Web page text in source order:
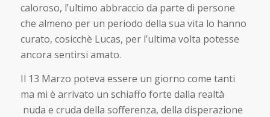
caloroso, l’ultimo abbraccio da parte di persone
che almeno per un periodo della sua vita lo hanno
curato, cosicchè Lucas, per l’ultima volta potesse
ancora sentirsi amato.
Il 13 Marzo poteva essere un giorno come tanti
ma mi è arrivato un schiaffo forte dalla realtà
nuda e cruda della sofferenza, della disperazione